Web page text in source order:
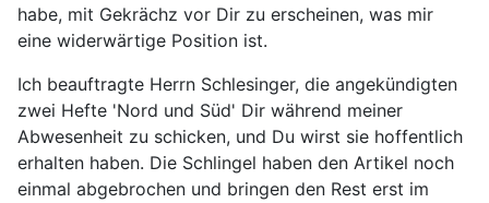
habe, mit Gekrächz vor Dir zu erscheinen, was mir
eine widerwärtige Position ist.
Ich beauftragte Herrn Schlesinger, die angekündigten
zwei Hefte 'Nord und Süd' Dir während meiner
Abwesenheit zu schicken, und Du wirst sie hoffentlich
erhalten haben. Die Schlingel haben den Artikel noch
einmal abgebrochen und bringen den Rest erst im